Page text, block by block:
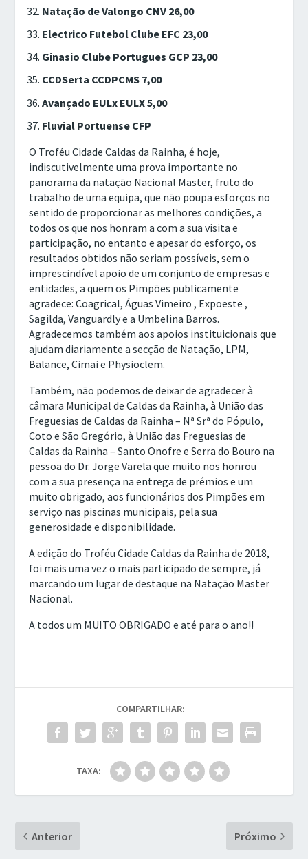
Natação de Valongo CNV 26,00
Electrico Futebol Clube EFC 23,00
Ginasio Clube Portugues GCP 23,00
CCDSerta CCDPCMS 7,00
Avançado EULx EULX 5,00
Fluvial Portuense CFP
O Troféu Cidade Caldas da Rainha, é hoje,
indiscutivelmente uma prova importante no
panorama da natação Nacional Master, fruto do
trabalho de uma equipa, que não poupa esforços no
sentido de proporcionar as melhores condições, a
todos os que nos honram a com a sua visita e
participação, no entanto e apesar do esforço, os
resultados obtidos não seriam possíveis, sem o
imprescindível apoio de um conjunto de empresas e
entidades, a quem os Pimpões publicamente
agradece: Coagrical, Águas Vimeiro , Expoeste ,
Sagilda, Vanguardly e a Umbelina Barros.
Agradecemos também aos apoios instituicionais que
ajudam diariamente a secção de Natação, LPM,
Balance, Cimai e Physioclem.
Também, não podemos de deixar de agradecer à
câmara Municipal de Caldas da Rainha, à União das
Freguesias de Caldas da Rainha – Nª Srª do Pópulo,
Coto e São Gregório, à União das Freguesias de
Caldas da Rainha – Santo Onofre e Serra do Bouro na
pessoa do Dr. Jorge Varela que muito nos honrou
com a sua presença na entrega de prémios e um
muito obrigado, aos funcionários dos Pimpões em
serviço nas piscinas municipais, pela sua
generosidade e disponibilidade.
A edição do Troféu Cidade Caldas da Rainha de 2018,
foi mais uma vez o mais participado de sempre, já
marcando um lugar de destaque na Natação Master
Nacional.
A todos um MUITO OBRIGADO e até para o ano!!
COMPARTILHAR:
TAXA:
Anterior Próximo